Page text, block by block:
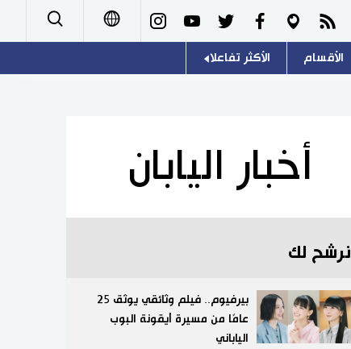
الأقسام
تجارب وآراء
سياسة
اقتصاد
مجتمع
ثقافة
الأكثر تفاعلا
هو وهي
المطبخ الياباني
أخبار اليابان
نرشح لك
بيرفيوم.. فيلم وثائقي يوثق 25
عامًا من مسيرة أيقونة البوب
الياباني